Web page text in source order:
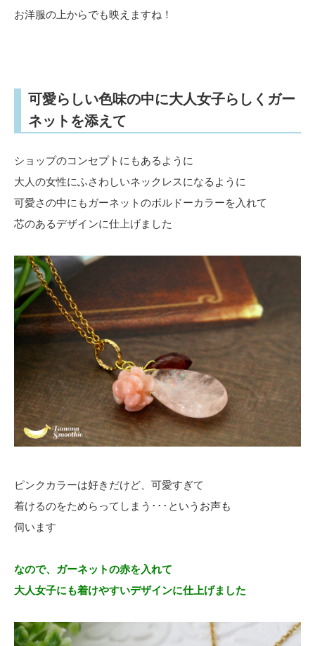
お洋服の上からでも映えますね！
可愛らしい色味の中に大人女子らしくガー
ネットを添えて
ショップのコンセプトにもあるように
大人の女性にふさわしいネックレスになるように
可愛さの中にもガーネットのボルドーカラーを入れて
芯のあるデザインに仕上げました
ピンクカラーは好きだけど、可愛すぎて
着けるのをためらってしまう･･･というお声も
伺います
なので、ガーネットの赤を入れて
大人女子にも着けやすいデザインに仕上げました